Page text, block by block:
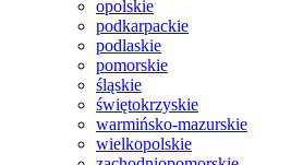
opolskie
podkarpackie
podlaskie
pomorskie
śląskie
świętokrzyskie
warmińsko-mazurskie
wielkopolskie